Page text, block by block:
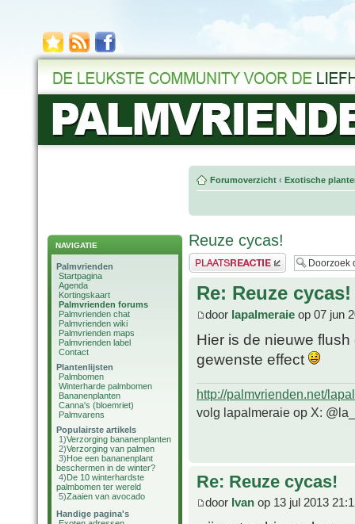
NAVIGATIE
Palmvrienden
Startpagina
Agenda
Kortingskaart
Palmvrienden forums
Palmvrienden chat
Palmvrienden wiki
Palmvrienden maps
Palmvrienden label
Contact
Plantenlijsten
Palmbomen
Winterharde palmbomen
Bananenplanten
Canna's (bloemriet)
Palmvarens
Populairste artikels
1)Verzorging bananenplanten
2)Verzorging van palmen
3)Hoe een bananenplant
beschermen in de winter?
4)De 10 winterhardste
palmbomen ter wereld
5)Zaaien van avocado
Handige pagina's
Forumoverzicht ‹ Exotische
Reuze cycas!
Plaats een reactie
Re: Reuze cycas!
door lapalmeraie op 07 jun
Hier is de nieuwe
gewenste effect
http://palmvrienden.net/
volg lapalmeraie op X:
Re: Reuze cycas!
door Ivan op 13 jul 2013